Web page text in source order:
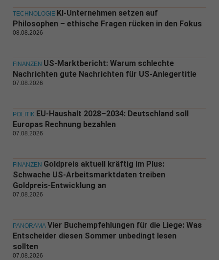
TECHNOLOGIE KI-Unternehmen setzen auf
Philosophen – ethische Fragen rücken in den Fokus
08.08.2026
FINANZEN US-Marktbericht: Warum schlechte
Nachrichten gute Nachrichten für US-Anlegertitle
07.08.2026
POLITIK EU-Haushalt 2028–2034: Deutschland soll
Europas Rechnung bezahlen
07.08.2026
FINANZEN Goldpreis aktuell kräftig im Plus:
Schwache US-Arbeitsmarktdaten treiben
Goldpreis-Entwicklung an
07.08.2026
PANORAMA Vier Buchempfehlungen für die Liege: Was
Entscheider diesen Sommer unbedingt lesen
sollten
07.08.2026